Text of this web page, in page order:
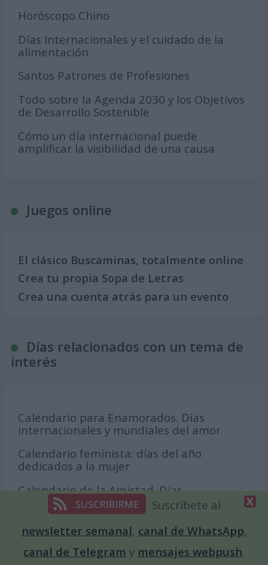
Horóscopo Chino
Días Internacionales y el cuidado de la
alimentación
Santos Patrones de Profesiones
Todo sobre la Agenda 2030 y los Objetivos
de Desarrollo Sostenible
Cómo un día internacional puede
amplificar la visibilidad de una causa
Juegos online
El clásico Buscaminas, totalmente online
Crea tu propia Sopa de Letras
Crea una cuenta atrás para un evento
Días relacionados con un tema de
interés
Calendario para Enamorados. Días
internacionales y mundiales del amor
Calendario feminista: días del año
dedicados a la mujer
Calendario de la Amistad. Días
internacionales y mundiales sobre los
amigos y amigas
Días internacionales y mundiales sobre
medio ambiente y ecología
Suscríbete al
newsletter semanal, canal de WhatsApp,
canal de Telegram y mensajes webpush.